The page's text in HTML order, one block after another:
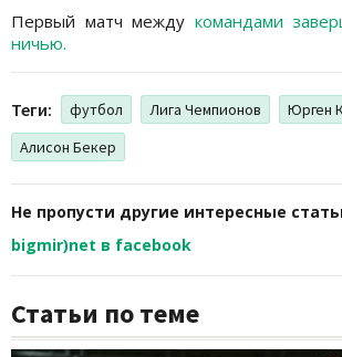
Первый матч между командами
ничью.
Теги: футбол Лига Чемпионов
Юрген
Алисон Бекер
Не пропусти другие интересные
bigmir)net в facebook
Статьи по теме